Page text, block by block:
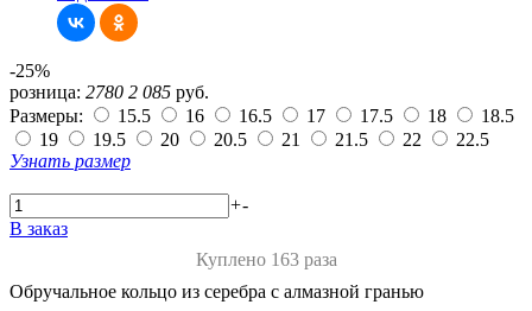
-25%
розница: 2780 2 085 руб.
Размеры:
15.5 16 16.5 17 17.5 18
18.5
19
19.5 20 20.5 21 21.5 22
22.5
Узнать размер
+-
В заказ
Куплено 163 раза
Обручальное кольцо из серебра с алмазной гранью